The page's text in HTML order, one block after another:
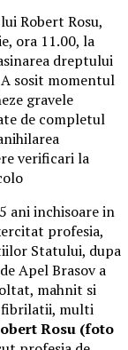
Robert Rosu,
ora 11.00, la
dreptului
sosit momentul
gravele
de completul
verificari la
ani inchisoare in
profesia,
Statului, dupa
Apel Brasov a
mahnit si
fibrilatii, multi
Rosu (foto